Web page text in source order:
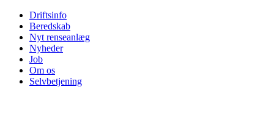
Driftsinfo
Beredskab
Nyt renseanlæg
Nyheder
Job
Om os
Selvbetjening